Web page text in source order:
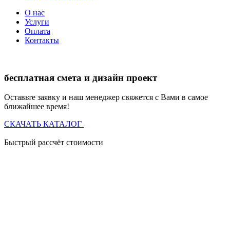
О нас
Услуги
Оплата
Контакты
бесплатная смета и дизайн проект
Оставьте заявку и наш менеджер свяжется с Вами в самое
ближайшее время!
СКАЧАТЬ КАТАЛОГ
Быстрый рассчёт стоимости